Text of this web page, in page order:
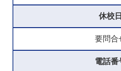
休校日
要問合
電話番